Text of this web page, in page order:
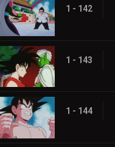
1 - 142
1 - 143
1 - 144